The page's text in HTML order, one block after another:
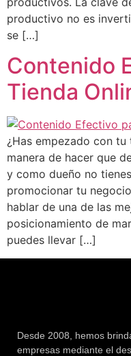
productivo no es
se […]
Contenido
Tienda
¿Has empezado con
manera de hacer que
y como dueño no
promocionar tu
hablar de una de las
posicionamiento de
puedes llevar […]
Desde 2008, hemos
empresas mediante el